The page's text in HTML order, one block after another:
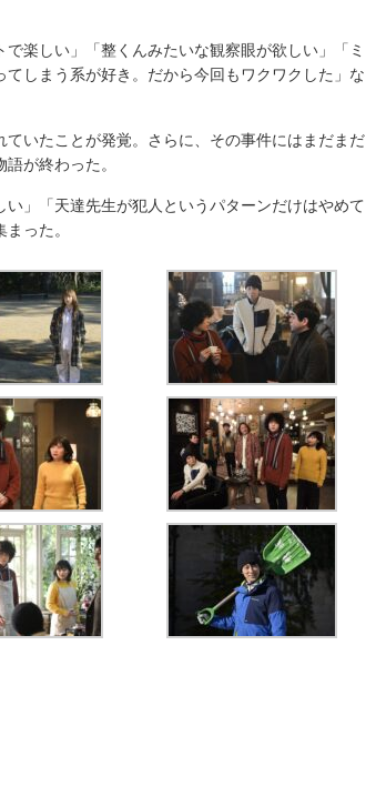
楽しい」「整くんみたいな観察眼が欲しい」「ミ
しまう系が好き。だから今回もワクワクした」な
いたことが発覚。さらに、その事件にはまだまだ
が終わった。
」「天達先生が犯人というパターンだけはやめて
った。